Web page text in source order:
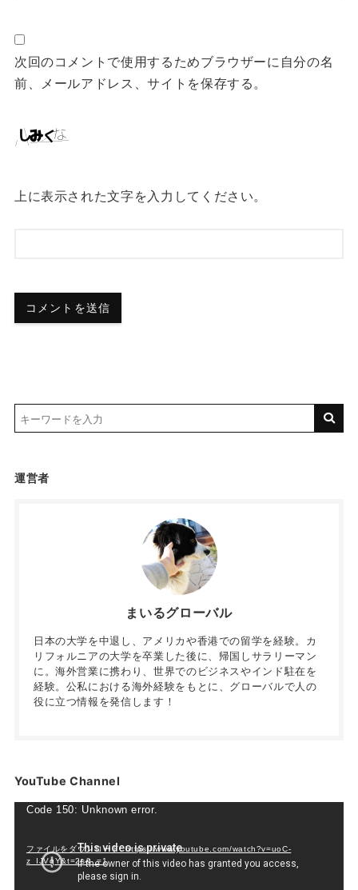
次回のコメントで使用するためブラウザーに自分の名
前、メールアドレス、サイトを保存する。
上に表示された文字を入力してください。
運営者
まいるグローバル
日本の大学を中退し、アメリカや香港での留学を経験。カ
リフォルニアの大学を卒業した後に、帰国しサラリーマン
に。海外営業に携わり、世界でのビジネスやインド駐在を
経験。公私における海外経験をもとに、グローバルで人の
役に立つ情報を発信します！
YouTube Channel
動
プ
レ
Code 150: Unknown error.
ファイルをダウンロード: https://www.youtube.com/watch?v=uoC-
z_IJVqY&t=2s&_=1